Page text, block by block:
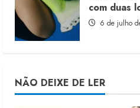
com duas
6 de julho
NÃO DEIXE DE LER